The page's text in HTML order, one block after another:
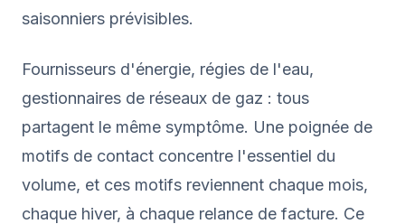
saisonniers prévisibles.
Fournisseurs d'énergie, régies de l'eau,
gestionnaires de réseaux de gaz : tous
partagent le même symptôme. Une poignée de
motifs de contact concentre l'essentiel du
volume, et ces motifs reviennent chaque mois,
chaque hiver, à chaque relance de facture. Ce